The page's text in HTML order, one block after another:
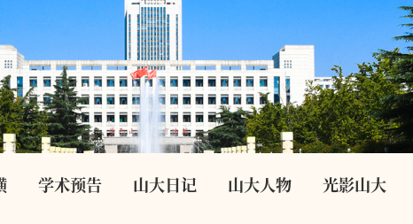
学术预告 山大日记 山大人物 光影山大